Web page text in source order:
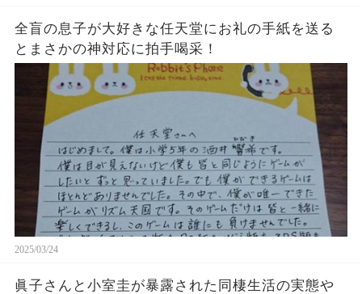
全盲の息子が大好きな任天堂にお礼の手紙を送る
とまさかの神対応に拍手喝采！
2025/03/24
眞子さんと小室圭が暴露された同棲生活の実態や